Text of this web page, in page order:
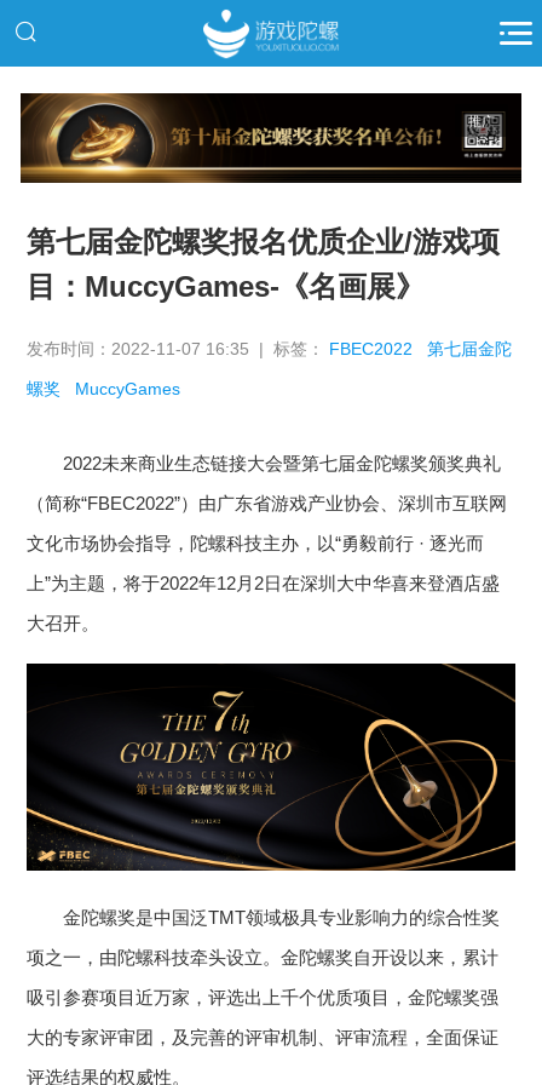
推广
第七届金陀螺奖报名优质企业/游戏项
目：MuccyGames-《名画展》
发布时间：2022-11-07 16:35 | 标签： FBEC2022 第七届金陀
螺奖 MuccyGames
2022未来商业生态链接大会暨第七届金陀螺奖颁奖典礼
（简称“FBEC2022”）由广东省游戏产业协会、深圳市互联网
文化市场协会指导，陀螺科技主办，以“勇毅前行 · 逐光而
上”为主题，将于2022年12月2日在深圳大中华喜来登酒店盛
大召开。
金陀螺奖是中国泛TMT领域极具专业影响力的综合性奖
项之一，由陀螺科技牵头设立。金陀螺奖自开设以来，累计
吸引参赛项目近万家，评选出上千个优质项目，金陀螺奖强
大的专家评审团，及完善的评审机制、评审流程，全面保证
评选结果的权威性。